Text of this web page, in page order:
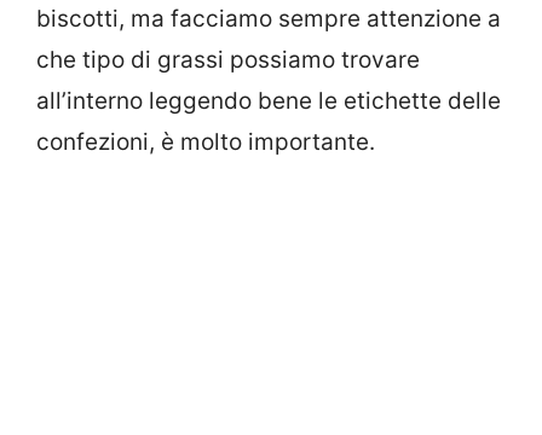
biscotti, ma facciamo sempre attenzione a
che tipo di grassi possiamo trovare
all’interno leggendo bene le etichette delle
confezioni, è molto importante.